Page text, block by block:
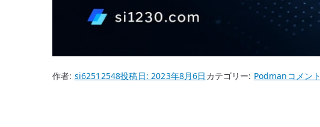
作者: si62512548投稿日:2023年8月6日 カテゴリー: Podman Podman
コメン